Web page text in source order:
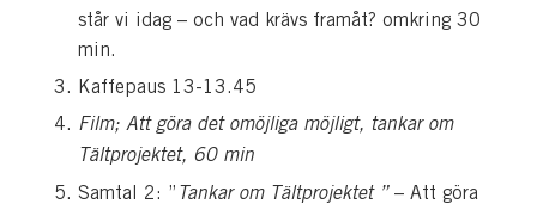
står vi idag – och vad krävs framåt? omkring 30
min.
Kaffepaus 13-13.45
Film; Att göra det omöjliga möjligt, tankar om
Tältprojektet, 60 min
Samtal 2: ” Tankar om Tältprojektet ”– Att göra